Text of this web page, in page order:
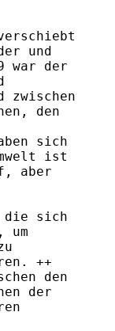
und
war der
zwischen
den
sich
ist
aber
die sich
um
++
den
der